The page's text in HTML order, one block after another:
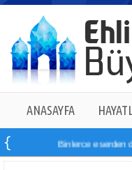
ANASAYFA
Binlerce eserden